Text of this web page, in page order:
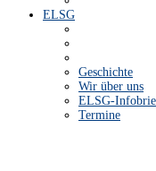
ELSG
Geschichte
Wir über uns
ELSG-
Termine